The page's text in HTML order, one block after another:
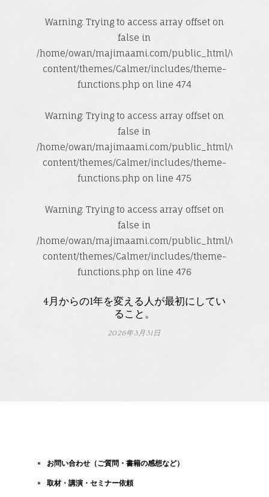
Warning: Trying to access array offset on
false in
/home/owan/majimaami.com/public_html/wp-
content/themes/Calmer/includes/theme-
functions.php on line 474
Warning: Trying to access array offset on
false in
/home/owan/majimaami.com/public_html/wp-
content/themes/Calmer/includes/theme-
functions.php on line 475
Warning: Trying to access array offset on
false in
/home/owan/majimaami.com/public_html/wp-
content/themes/Calmer/includes/theme-
functions.php on line 476
4月からの1年を変える人が最初にしてい
ること。
2026年3月31日
お問い合わせ（ご質問・書籍の感想など）
取材・講演・セミナー依頼